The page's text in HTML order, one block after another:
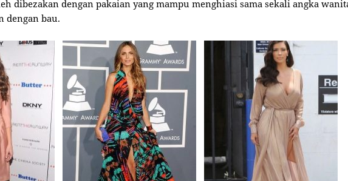
dibezakan dengan pakaian yang mampu menghiasi sama sekali angka
dengan bau.